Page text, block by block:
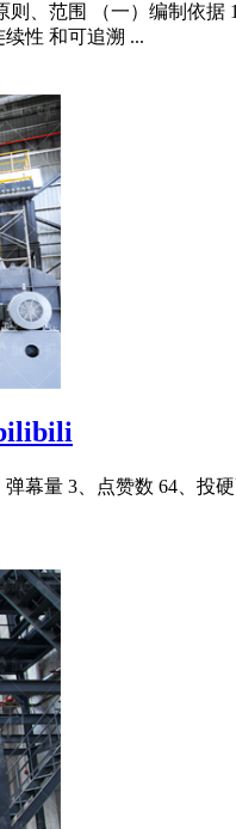
则、范围 （一）编制依
性 和可追溯 ...
幕量 3、点赞数 64、投